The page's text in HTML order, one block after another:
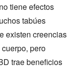
tiene efectos
tabúes
existen creencias
pero
trae beneficios